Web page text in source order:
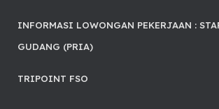
INFORMASI LOWONGAN PEKERJAAN :
GUDANG (PRIA)
TRIPOINT FSO